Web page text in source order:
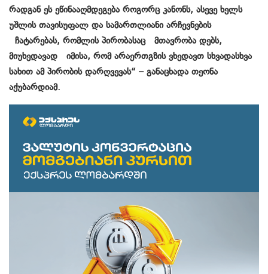
რადგან ეს ეწინააღმდეგება როგორც კანონს, ასევე ხელს
უშლის თავისუფალ და სამართლიანი არჩევნების
ჩატარებას, რომლის პირობასაც მთავრობა დებს,
მიუხედავად იმისა, რომ არაერთგზის ვხედავთ სხვადასხვა
სახით ამ პირობის დარღვევას“ – განაცხადა თეონა
აქუბარდიამ.